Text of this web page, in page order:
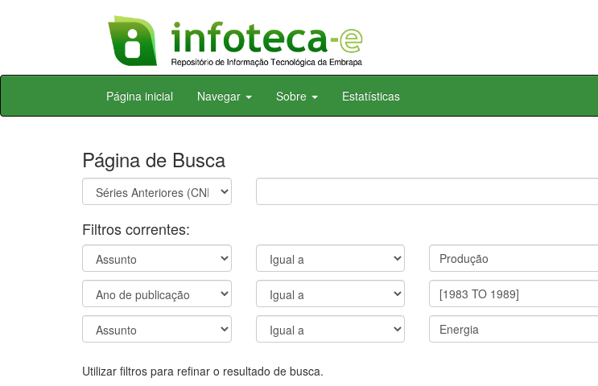
Skip
Página inicial Navegar Sobre Estatísticas
Página de Busca
Filtros correntes:
Utilizar filtros para refinar o resultado de busca.